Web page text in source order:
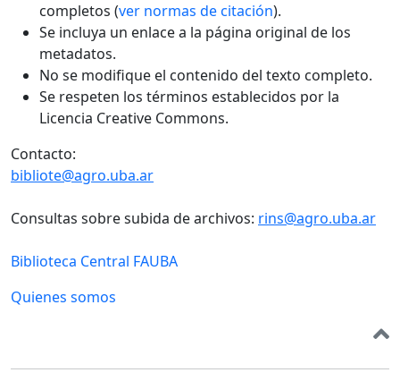
completos (ver normas de citación).
Se incluya un enlace a la página original de los
metadatos.
No se modifique el contenido del texto completo.
Se respeten los términos establecidos por la
Licencia Creative Commons.
Contacto:
bibliote@agro.uba.ar
Consultas sobre subida de archivos: rins@agro.uba.ar
Biblioteca Central FAUBA
Quienes somos